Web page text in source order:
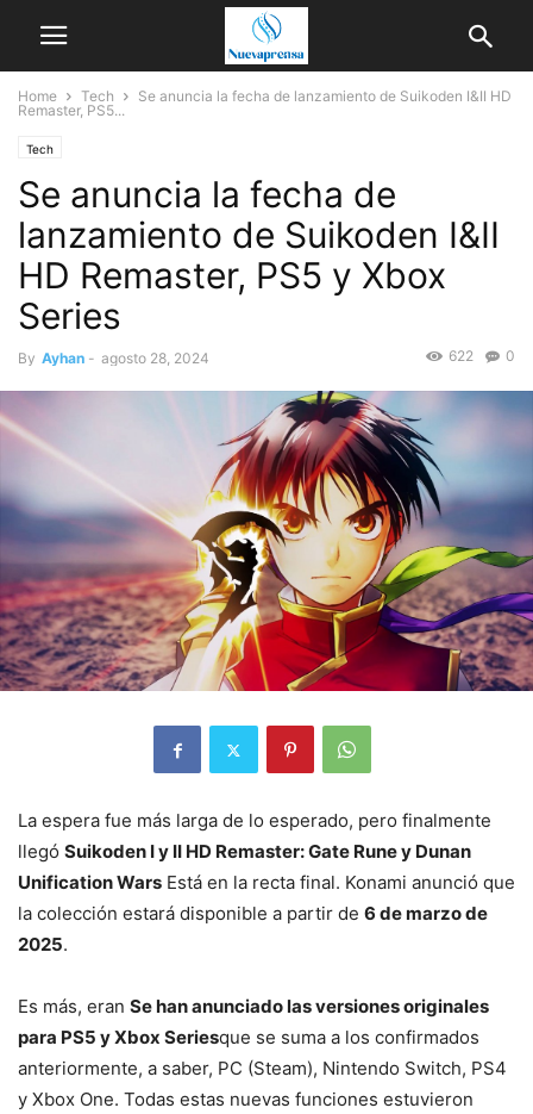
Home Tech
Se anuncia la fecha de lanzamiento de Suikoden I&II HD
Remaster, PS5...
Tech
Se anuncia la fecha de
lanzamiento de Suikoden I&II
HD Remaster, PS5 y Xbox
Series
By Ayhan - agosto 28, 2024 0
622
La espera fue más larga de lo esperado, pero finalmente
llegó Suikoden I y II HD Remaster: Gate Rune y Dunan
Unification Wars Está en la recta final. Konami anunció que
la colección estará disponible a partir de 6 de marzo de
2025.
Es más, eran Se han anunciado las versiones originales
para PS5 y Xbox Seriesque se suma a los confirmados
anteriormente, a saber, PC (Steam), Nintendo Switch, PS4
y Xbox One. Todas estas nuevas funciones estuvieron